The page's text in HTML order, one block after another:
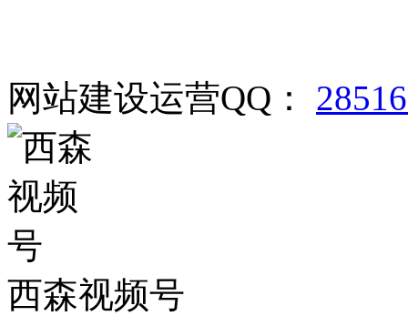
网站建设运营QQ：
西森视频号